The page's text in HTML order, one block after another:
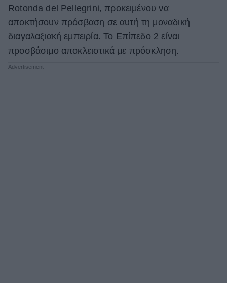
Rotonda del Pellegrini, προκειμένου να
αποκτήσουν πρόσβαση σε αυτή τη μοναδική
διαγαλαξιακή εμπειρία. Το Επίπεδο 2 είναι
προσβάσιμο αποκλειστικά με πρόσκληση.